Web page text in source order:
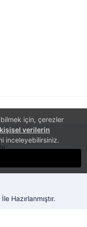
için, çerezler
kişisel verilerin
inceleyebilirsiniz.
İle Hazırlanmıştır.